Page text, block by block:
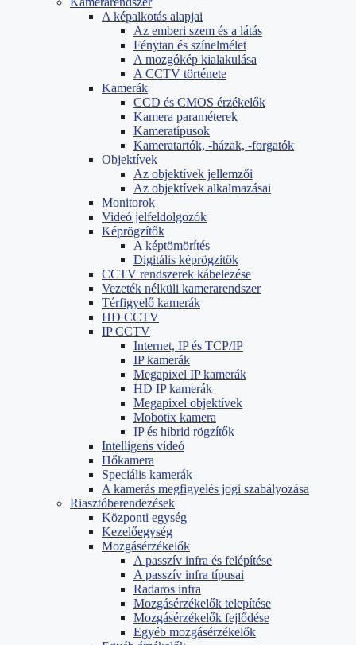
A képalkotás alapjai
Az emberi szem és a látás
Fénytan és színelmélet
A mozgókép kialakulása
A CCTV története
Kamerák
CCD és CMOS érzékelők
Kamera paraméterek
Kameratípusok
Kameratartók, -házak, -forgatók
Objektívek
Az objektívek jellemzői
Az objektívek alkalmazásai
Monitorok
Videó jelfeldolgozók
Képrögzítők
A képtömörítés
Digitális képrögzítők
CCTV rendszerek kábelezése
Vezeték nélküli kamerarendszer
Térfigyelő kamerák
HD CCTV
IP CCTV
Internet, IP és TCP/IP
IP kamerák
Megapixel IP kamerák
HD IP kamerák
Megapixel objektívek
Mobotix kamera
IP és hibrid rögzítők
Intelligens videó
Hőkamera
Speciális kamerák
A kamerás megfigyelés jogi szabályozása
Riasztóberendezések
Központi egység
Kezelőegység
Mozgásérzékelők
A passzív infra és felépítése
A passzív infra típusai
Radaros infra
Mozgásérzékelők telepítése
Mozgásérzékelők fejlődése
Egyéb mozgásérzékelők